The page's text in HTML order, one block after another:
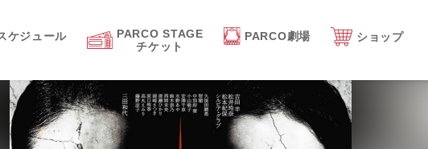
ケジュール
PARCO STAGE
チケット
PARCO劇場 ショップ